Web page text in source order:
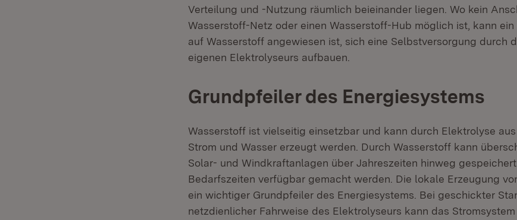
Verteilung und -Nutzung räumlich beieinander liegen. Wo kein
Wasserstoff-Netz oder einen Wasserstoff-Hub möglich ist, kann ein
auf Wasserstoff angewiesen ist, sich eine Selbstversorgung durch
eigenen Elektrolyseurs aufbauen.
Grundpfeiler des Energiesystems
Wasserstoff ist vielseitig einsetzbar und kann durch Elektrolyse
Strom und Wasser erzeugt werden. Durch Wasserstoff kann
Solar- und Windkraftanlagen über Jahreszeiten hinweg
Bedarfszeiten verfügbar gemacht werden. Die lokale Erzeugung
ein wichtiger Grundpfeiler des Energiesystems. Bei geschickter
netzdienlicher Fahrweise des Elektrolyseurs kann das